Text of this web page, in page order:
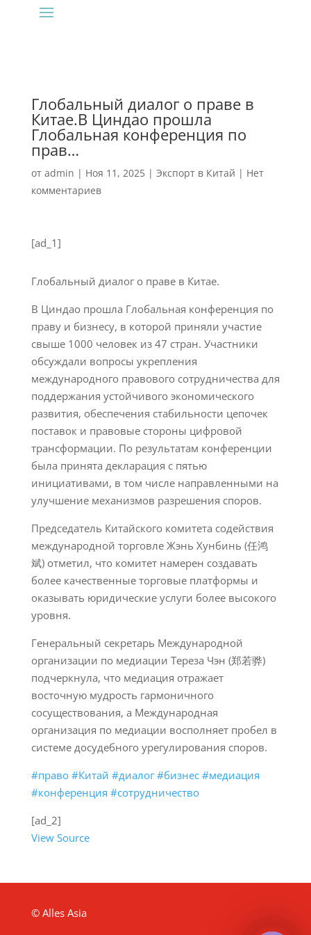
Глобальный диалог о праве в
Китае.В Циндао прошла
Глобальная конференция по
прав…
от admin | Ноя 11, 2025| Экспорт в Китай | Нет
комментариев
[ad_1]
Глобальный диалог о праве в Китае.
В Циндао прошла Глобальная конференция по
праву и бизнесу, в которой приняли участие
свыше 1000 человек из 47 стран. Участники
обсуждали вопросы укрепления
международного правового сотрудничества для
поддержания устойчивого экономического
развития, обеспечения стабильности цепочек
поставок и правовые стороны цифровой
трансформации. По результатам конференции
была принята декларация с пятью
инициативами, в том числе направленными на
улучшение механизмов разрешения споров.
Председатель Китайского комитета содействия
международной торговле Жэнь Хунбинь (任鸿
斌) отметил, что комитет намерен создавать
более качественные торговые платформы и
оказывать юридические услуги более высокого
уровня.
Генеральный секретарь Международной
организации по медиации Тереза Чэн (郑若骅)
подчеркнула, что медиация отражает
восточную мудрость гармоничного
сосуществования, а Международная
организация по медиации восполняет пробел в
системе досудебного урегулирования споров.
#право #Китай #диалог #бизнес #медиация
#конференция #сотрудничество
[ad_2]
View Source
© Alles Asia